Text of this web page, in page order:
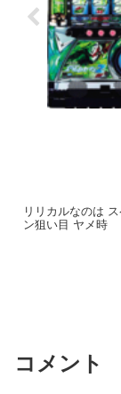
リリカルなのは
ン狙い目 ヤメ時
コメント